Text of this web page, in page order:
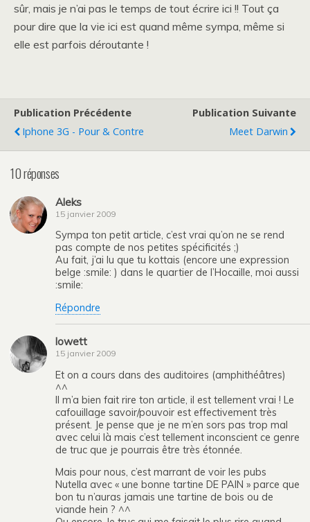
sûr, mais je n’ai pas le temps de tout écrire ici !! Tout ça
pour dire que la vie ici est quand même sympa, même si
elle est parfois déroutante !
Publication Précédente
Iphone 3G - Pour & Contre
Publication Suivante
Meet Darwin
10 réponses
Aleks
15 janvier 2009
Sympa ton petit article, c’est vrai qu’on ne se rend
pas compte de nos petites spécificités ;)
Au fait, j’ai lu que tu kottais (encore une expression
belge :smile: ) dans le quartier de l’Hocaille, moi aussi
:smile:
Répondre
lowett
15 janvier 2009
Et on a cours dans des auditoires (amphithéâtres)
^^
Il m’a bien fait rire ton article, il est tellement vrai ! Le
cafouillage savoir/pouvoir est effectivement très
présent. Je pense que je ne m’en sors pas trop mal
avec celui là mais c’est tellement inconscient ce genre
de truc que je pourrais être très étonnée.
Mais pour nous, c’est marrant de voir les pubs
Nutella avec « une bonne tartine DE PAIN » parce que
bon tu n’auras jamais une tartine de bois ou de
viande hein ? ^^